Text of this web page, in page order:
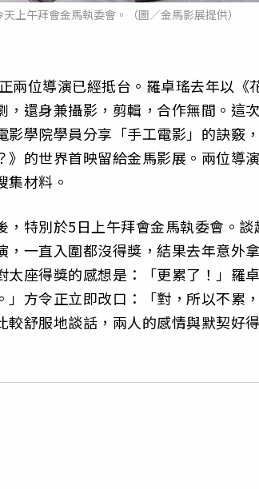
上午拜會金馬執委會。（圖／金馬影展提供）
兩位導演已經抵台。羅卓瑤去年以《
還身兼攝影，剪輯，合作無間。這次
學院學員分享「手工電影」的訣竅，
的世界首映留給金馬影展。兩位導演
集材料。
特別於5日上午拜會金馬執委會。談
一直入圍都沒得獎，結果去年意外拿
座得獎的感想是：「更累了！」羅卓
方令正立即改口：「對，所以不累，
舒服地談話，兩人的感情與默契好得